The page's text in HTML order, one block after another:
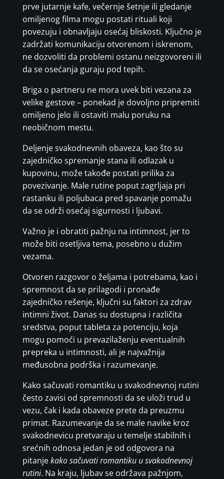
prve jutarnje kafe, večernje šetnje ili gledanje
omiljenog filma mogu postati rituali koji
povezuju i obnavljaju osećaj bliskosti. Ključno je
zadržati komunikaciju otvorenom i iskrenom,
ne dozvoliti da problemi ostanu neizgovoreni ili
da se osećanja guraju pod tepih.
Briga o partneru ne mora uvek biti vezana za
velike gestove – ponekad je dovoljno pripremiti
omiljeno jelo ili ostaviti malu poruku na
neobičnom mestu.
Deljenje svakodnevnih obaveza, kao što su
zajedničko spremanje stana ili odlazak u
kupovinu, može takođe postati prilika za
povezivanje. Male rutine poput zagrljaja pri
rastanku ili poljubaca pred spavanje pomažu
da se održi osećaj sigurnosti i ljubavi.
Važno je i obratiti pažnju na intimnost, jer to
može biti osetljiva tema, posebno u dužim
vezama.
Otvoren razgovor o željama i potrebama, kao i
spremnost da se prilagodi i pronađe
zajedničko rešenje, ključni su faktori za zdrav
intimni život. Danas su dostupna i različita
sredstva, poput tableta za potenciju, koja
mogu pomoći u prevazilaženju eventualnih
prepreka u intimnosti, ali je najvažnija
međusobna podrška i razumevanje.
Kako sačuvati romantiku u svakodnevnoj rutini
često zavisi od spremnosti da se uloži trud u
vezu, čak i kada obaveze prete da preuzmu
primat. Razumevanje da se male navike kroz
svakodnevicu pretvaraju u temelje stabilnih i
srećnih odnosa jedan je od odgovora na
pitanjekako sačuvati romantiku u svakodnevnoj
rutini. Na kraju, ljubav se održava pažnjom,